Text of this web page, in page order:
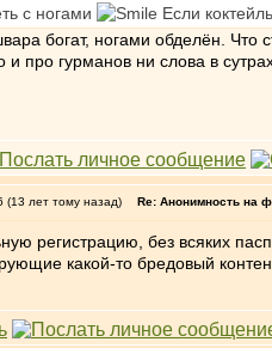
с ногами
Если
богат, ногами обделён. Что
и про гурманов ни слова в
(13 лет тому назад) Re: Анонимность на
регистрацию, без всяких
какой-то бредовый